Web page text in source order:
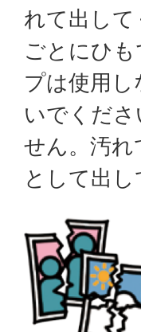
れて出して
ごとにひ
プは使用
いでくだ
せん。汚れ
として出し